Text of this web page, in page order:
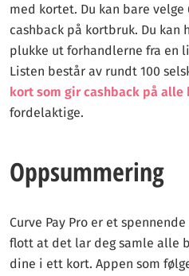
med kortet. Du kan bare
cashback på kortbruk. Du kan
plukke ut forhandlerne fra en
Listen består av rundt 100
kort som gir cashback på alle
fordelaktige.
Oppsummering
Curve Pay Pro er et
flott at det lar deg samle alle
dine i ett kort. Appen som